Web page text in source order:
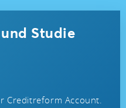
Studie
Creditreform Account.